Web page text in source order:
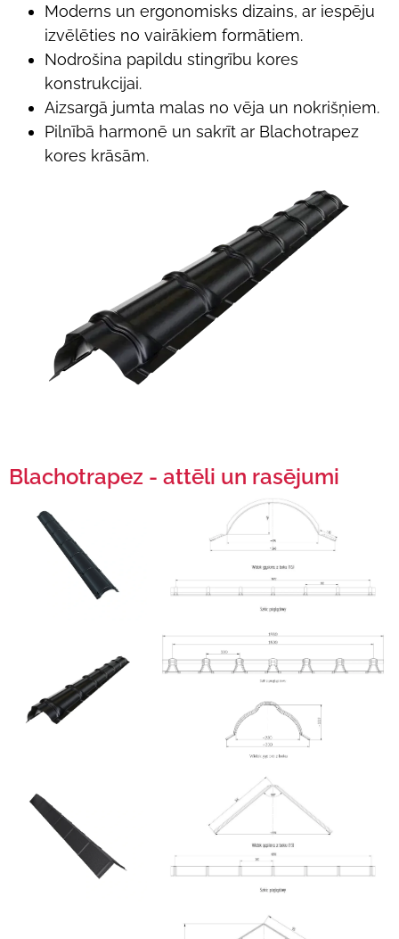
Moderns un ergonomisks dizains, ar iespēju
izvēlēties no vairākiem formātiem.
Nodrošina papildu stingrību kores
konstrukcijai.
Aizsargā jumta malas no vēja un nokrišņiem.
Pilnībā harmonē un sakrīt ar Blachotrapez
kores krāsām.
Blachotrapez - attēli un rasējumi